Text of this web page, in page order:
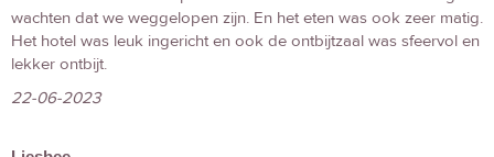
wachten dat we weggelopen zijn. En het eten was ook zeer matig.
Het hotel was leuk ingericht en ook de ontbijtzaal was sfeervol en
lekker ontbijt.
22-06-2023